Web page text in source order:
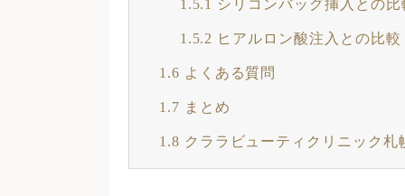
1.5.1 シリコンバッグ挿入との比
1.5.2 ヒアルロン酸注入との比較
1.6 よくある質問
1.7 まとめ
1.8 クララビューティクリニック札